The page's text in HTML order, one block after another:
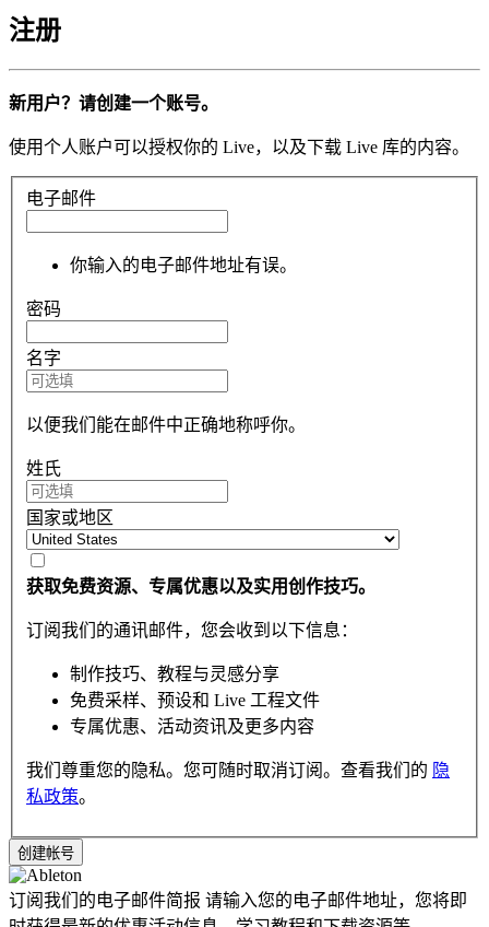
注册
新用户？请创建一个账号。
使用个人账户可以授权你的 Live，以及下载 Live 库的内容。
电子邮件
你输入的电子邮件地址有误。
密码
名字
以便我们能在邮件中正确地称呼你。
姓氏
国家或地区
获取免费资源、专属优惠以及实用创作技巧。
订阅我们的通讯邮件，您会收到以下信息：
制作技巧、教程与灵感分享
免费采样、预设和 Live 工程文件
专属优惠、活动资讯及更多内容
我们尊重您的隐私。您可随时取消订阅。查看我们的 隐
私政策。
订阅我们的电子邮件简报 请输入您的电子邮件地址，您将即